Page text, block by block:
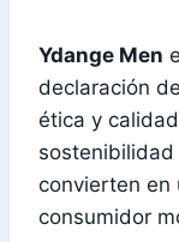
Ydange Men
declaración
ética y
convierten en
consumidor